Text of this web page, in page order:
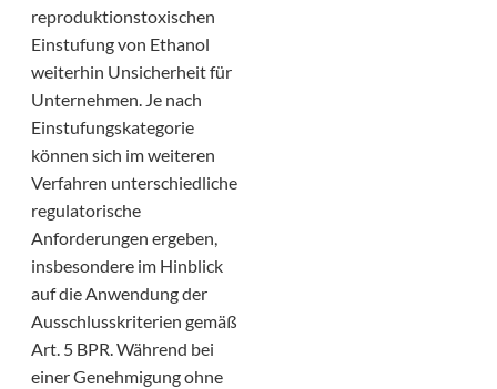
reproduktionstoxischen
Einstufung von Ethanol
weiterhin Unsicherheit für
Unternehmen. Je nach
Einstufungskategorie
können sich im weiteren
Verfahren unterschiedliche
regulatorische
Anforderungen ergeben,
insbesondere im Hinblick
auf die Anwendung der
Ausschlusskriterien gemäß
Art. 5 BPR. Während bei
einer Genehmigung ohne